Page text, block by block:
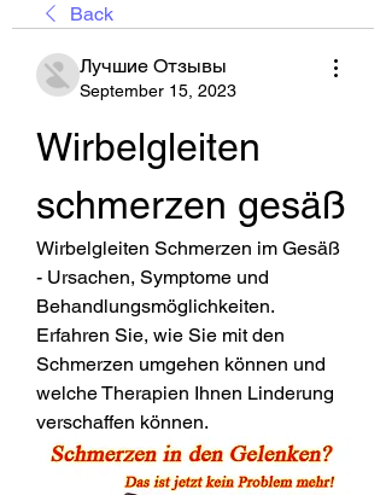
Back
Лучшие Отзывы
September 15, 2023
Wirbelgleiten
schmerzen gesäß
Wirbelgleiten Schmerzen im Gesäß
- Ursachen, Symptome und
Behandlungsmöglichkeiten.
Erfahren Sie, wie Sie mit den
Schmerzen umgehen können und
welche Therapien Ihnen Linderung
verschaffen können.